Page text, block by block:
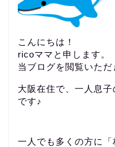
こんにちは！
ricoママと申します。
当ブログを閲覧いただ
大阪在住で、一人息
です♪
一人でも多くの方に